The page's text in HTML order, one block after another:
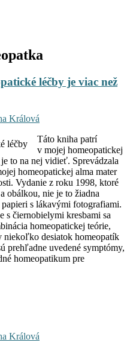
léčby je viac než
Králová
Táto kniha patrí
v mojej homeopatickej
to na nej vidieť. Sprevádzala
homeopatickej alma mater
Vydanie z roku 1998, ktoré
obálkou, nie je to žiadna
s lákavými fotografiami.
s čiernobielymi kresbami sa
homeopatickej teórie,
niekoľko desiatok homeopatík
prehľadne uvedené symptómy,
homeopatikum pre
Králová